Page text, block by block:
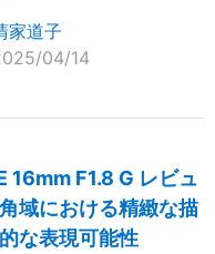
家道子
04/14
16mm F1.8 G レビュ
域における精緻な描
な表現可能性